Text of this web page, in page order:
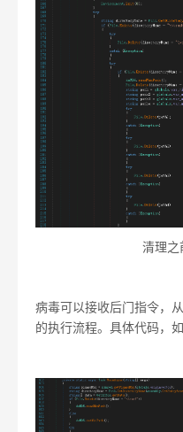
清理之
病毒可以接收后门指令，
的执行流程。具体代码，